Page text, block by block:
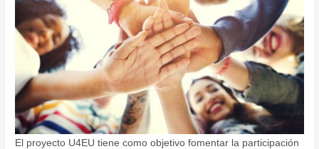
El proyecto U4EU tiene como objetivo fomentar la participación